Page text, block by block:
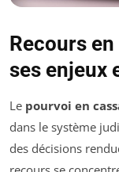
Recours
ses enjeux
Le pourvoi en
dans le système
des décisions